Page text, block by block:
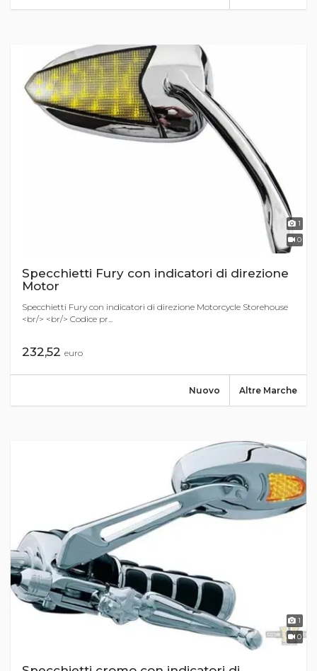
1
0
Specchietti Fury con indicatori di direzione
Motor
Specchietti Fury con indicatori di direzione Motorcycle Storehouse
<br/> <br/> Codice pr...
232,52 euro
Altre Marche
Nuovo
1
0